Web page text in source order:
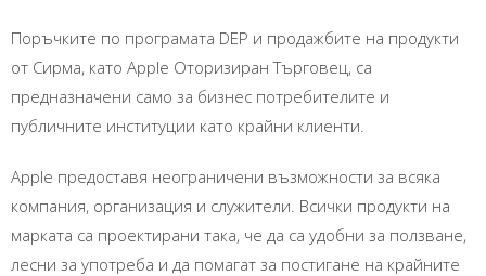
Поръчките по програмата DEP и продажбите на продукти
от Сирма, като Apple Oторизиран Търговец, са
предназначени само за бизнес потребителите и
публичните институции като крайни клиенти.
Apple предоставя неограничени възможности за всяка
компания, организация и служители. Всички продукти на
марката са проектирани така, че да са удобни за ползване,
лесни за употреба и да помагат за постигане на крайните